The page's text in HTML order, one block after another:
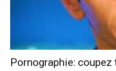
Pornographie: